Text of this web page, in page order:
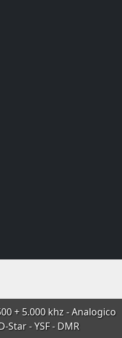
+ 5.000 khz - Analogico
Star - YSF - DMR